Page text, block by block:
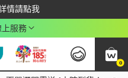
情請點我
回饋$350
服務
0